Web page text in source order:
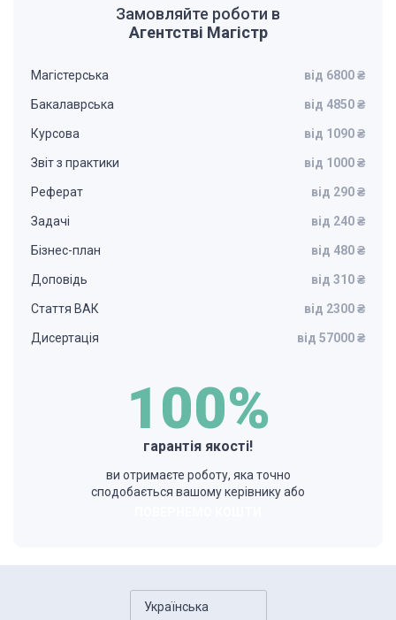
Замовляйте роботи в
Агентстві Магістр
Магістерська від 6800 ₴
Бакалаврська від 4850 ₴
Курсова від 1090 ₴
Звіт з практики від 1000 ₴
Реферат від 290 ₴
Задачі від 240 ₴
Бізнес-план від 480 ₴
Доповідь від 310 ₴
Стаття ВАК від 2300 ₴
Дисертація від 57000 ₴
100%
гарантія якості!
ви отримаєте роботу, яка точно
сподобається вашому керівнику або
Українська